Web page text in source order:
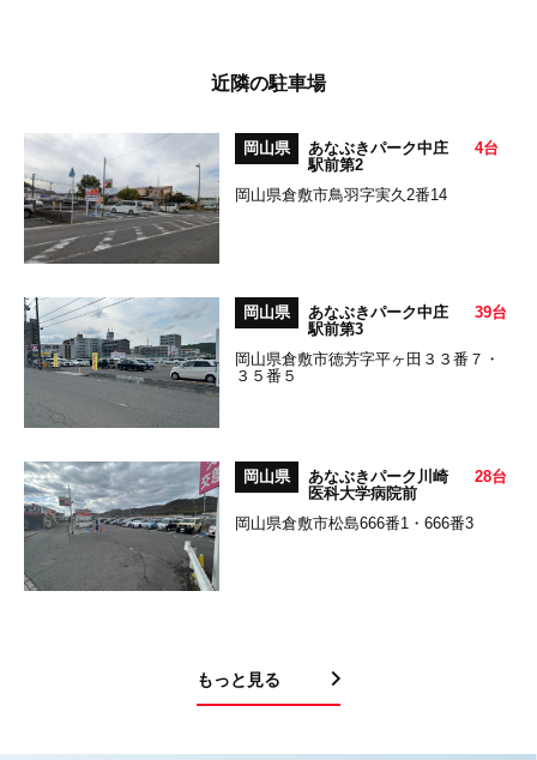
近隣の駐車場
岡山県
あなぶきパーク中庄
駅前第2
4台
岡山県倉敷市鳥羽字実久2番14
岡山県
あなぶきパーク中庄
駅前第3
39台
岡山県倉敷市徳芳字平ヶ田３３番７・
３５番５
岡山県
あなぶきパーク川崎
医科大学病院前
28台
岡山県倉敷市松島666番1・666番3
もっと見る